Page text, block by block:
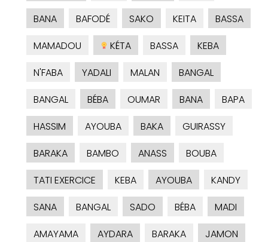
BANA
BAFODÉ SAKO KEITA
BASSA
MAMADOU
KÉTA BASSA
KEBA
N'FABA
YADALI MALAN
BANGAL
BANGAL
BÉBA OUMAR BANA
BAPA
HASSIM
AYOUBA BAKA
GUIRASSY
BARAKA
BAMBO ANASS
BOUBA
TATI EXERCICE
KEBA AYOUBA
KANDY
SANA
BANGAL SADO BÉBA
MADI
AMAYAMA
AYDARA BARAKA
JAMON